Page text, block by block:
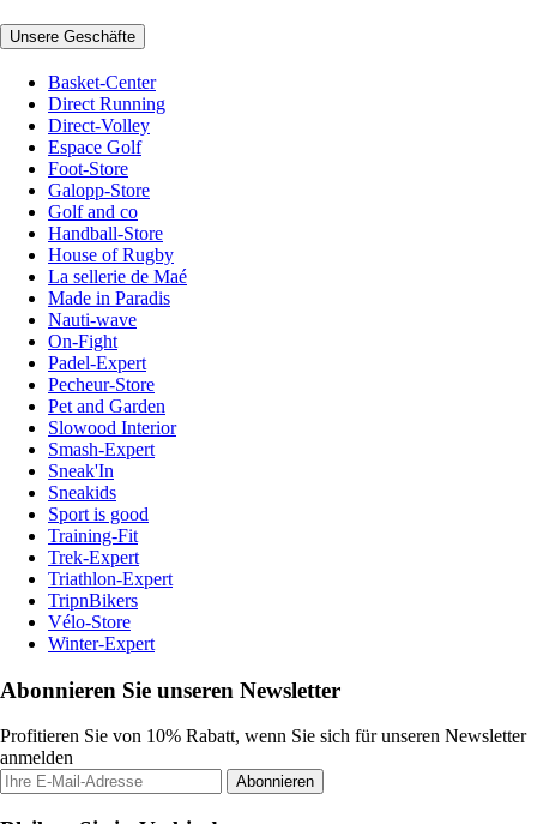
Unsere Geschäfte
Basket-Center
Direct Running
Direct-Volley
Espace Golf
Foot-Store
Galopp-Store
Golf and co
Handball-Store
House of Rugby
La sellerie de Maé
Made in Paradis
Nauti-wave
On-Fight
Padel-Expert
Pecheur-Store
Pet and Garden
Slowood Interior
Smash-Expert
Sneak'In
Sneakids
Sport is good
Training-Fit
Trek-Expert
Triathlon-Expert
TripnBikers
Vélo-Store
Winter-Expert
Abonnieren Sie unseren Newsletter
Profitieren Sie von 10% Rabatt, wenn Sie sich für unseren Newsletter
anmelden
Abonnieren